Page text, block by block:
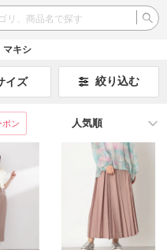
マキシ
イズ 絞り込む
ポン